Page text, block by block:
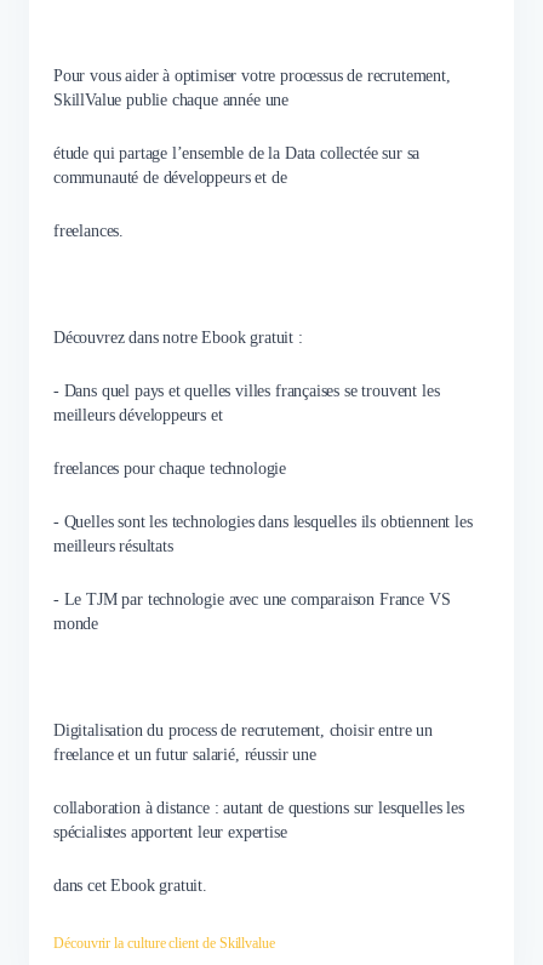
Pour vous aider à optimiser votre processus de recrutement,
SkillValue publie chaque année une
étude qui partage l’ensemble de la Data collectée sur sa
communauté de développeurs et de
freelances.
Découvrez dans notre Ebook gratuit :
- Dans quel pays et quelles villes françaises se trouvent les
meilleurs développeurs et
freelances pour chaque technologie
- Quelles sont les technologies dans lesquelles ils obtiennent les
meilleurs résultats
- Le TJM par technologie avec une comparaison France VS
monde
Digitalisation du process de recrutement, choisir entre un
freelance et un futur salarié, réussir une
collaboration à distance : autant de questions sur lesquelles les
spécialistes apportent leur expertise
dans cet Ebook gratuit.
Découvrir la culture client de Skillvalue